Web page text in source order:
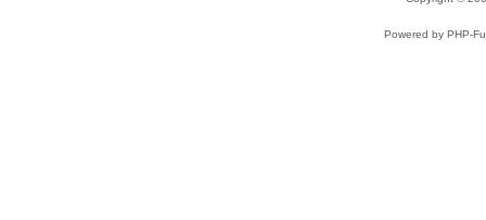
Powered by PHP-